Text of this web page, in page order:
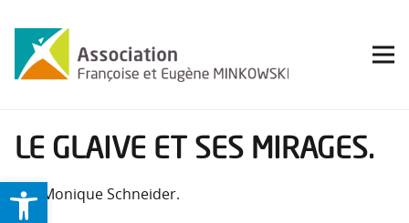
Ouvrir la barre d’outils
LE GLAIVE ET SES MIRAGES.
Par Monique Schneider.